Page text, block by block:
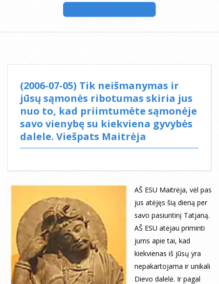
(2006-07-05) Tik neišmanymas ir
jūsų sąmonės ribotumas skiria jus
nuo to, kad priimtumėte sąmonėje
savo vienybę su kiekviena gyvybės
dalele. Viešpats Maitrėja
AŠ ESU Maitrėja, vėl pas
jus atėjęs šią dieną per
savo pasiuntinį Tatjaną.
AŠ ESU atėjau priminti
jums apie tai, kad
kiekvienas iš jūsų yra
nepakartojama ir unikali
Dievo dalelė. Ir pagal